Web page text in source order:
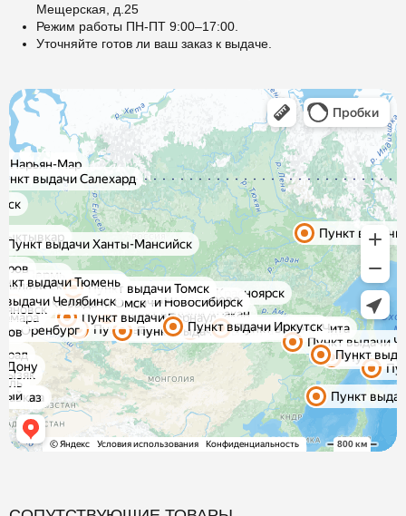
Мещерская, д.25
Режим работы ПН-ПТ 9:00–17:00.
Уточняйте готов ли ваш заказ к выдаче.